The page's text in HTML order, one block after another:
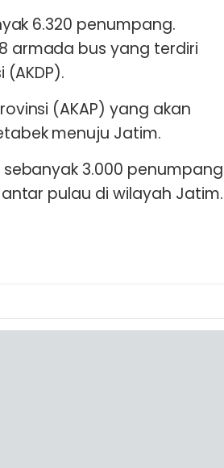
6.320 penumpang.
armada bus yang terdiri
(AKAP) yang akan
menuju Jatim.
3.000 penumpang
pulau di wilayah Jatim.